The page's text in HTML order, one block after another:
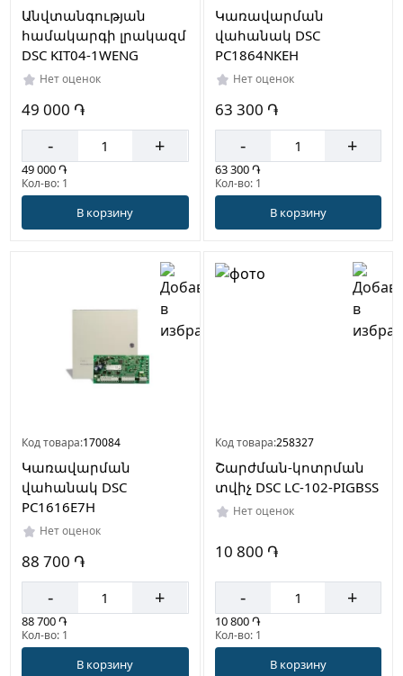
Անվտանգության
համակարգի լրակազմ
DSC KIT04-1WENG
Нет оценок
49 000 ֏
- +
49 000 ֏
Кол-во: 1
В корзину
Կառավարման
վահանակ DSC
PC1864NKEH
Нет оценок
63 300 ֏
- +
63 300 ֏
Кол-во: 1
В корзину
Код товара:170084
Կառավարման
վահանակ DSC
PC1616E7H
Нет оценок
88 700 ֏
- +
88 700 ֏
Кол-во: 1
В корзину
Код товара:258327
Շարժման-կոտրման
տվիչ DSC LC-102-PIGBSS
Нет оценок
10 800 ֏
- +
10 800 ֏
Кол-во: 1
В корзину